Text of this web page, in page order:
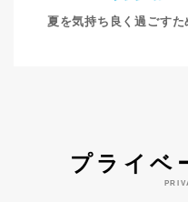
夏を気持ち良く過ごすた
プライベ